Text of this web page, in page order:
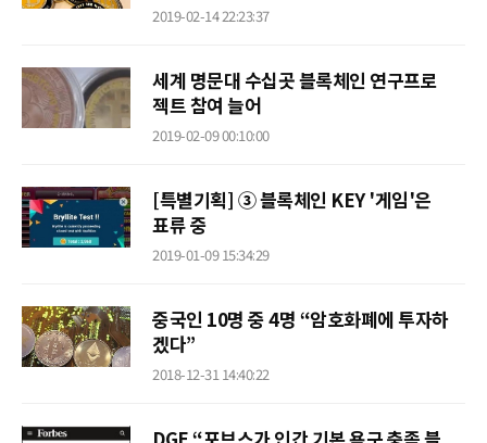
2019-02-14 22:23:37
세계 명문대 수십곳 블록체인 연구프로
젝트 참여 늘어
2019-02-09 00:10:00
[특별기획] ③ 블록체인 KEY '게임'은
표류 중
2019-01-09 15:34:29
중국인 10명 중 4명 “암호화폐에 투자하
겠다”
2018-12-31 14:40:22